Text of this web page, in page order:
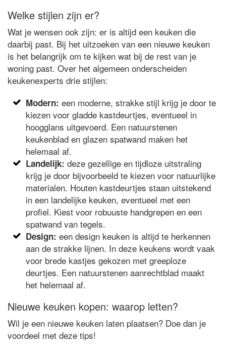
Welke stijlen zijn er?
Wat je wensen ook zijn: er is altijd een keuken die
daarbij past. Bij het uitzoeken van een nieuwe keuken
is het belangrijk om te kijken wat bij de rest van je
woning past. Over het algemeen onderscheiden
keukenexperts drie stijlen:
Modern: een moderne, strakke stijl krijg je door te
kiezen voor gladde kastdeurtjes, eventueel in
hoogglans uitgevoerd. Een natuurstenen
keukenblad en glazen spatwand maken het
helemaal af.
Landelijk: deze gezellige en tijdloze uitstraling
krijg je door bijvoorbeeld te kiezen voor natuurlijke
materialen. Houten kastdeurtjes staan uitstekend
in een landelijke keuken, eventueel met een
profiel. Kiest voor robuuste handgrepen en een
spatwand van tegels.
Design: een design keuken is altijd te herkennen
aan de strakke lijnen. In deze keukens wordt vaak
voor brede kastjes gekozen met greeploze
deurtjes. Een natuurstenen aanrechtblad maakt
het helemaal af.
Nieuwe keuken kopen: waarop letten?
Wil je een nieuwe keuken laten plaatsen? Doe dan je
voordeel met deze tips!